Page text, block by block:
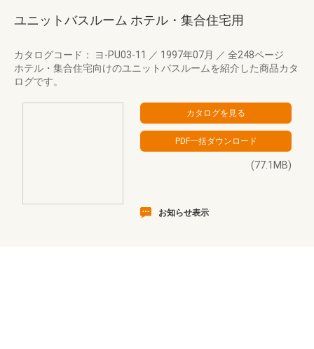
ユニットバスルーム ホテル・集合住宅用
カタログコード： ヨ-PU03-11 ／ 1997年07月 ／ 全248ページ
ホテル・集合住宅向けのユニットバスルームを紹介した商品カタ
ログです。
(77.1MB)
お知らせ表示